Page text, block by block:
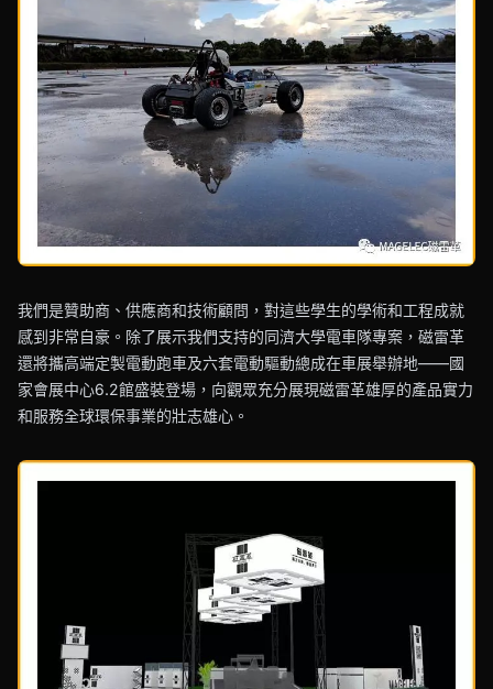
我們是贊助商、供應商和技術顧問，對這些學生的學術和工程成就
感到非常自豪。除了展示我們支持的同濟大學電車隊專案，磁雷革
還將攜高端定製電動跑車及六套電動驅動總成在車展舉辦地——國
家會展中心6.2館盛裝登場，向觀眾充分展現磁雷革雄厚的產品實力
和服務全球環保事業的壯志雄心。